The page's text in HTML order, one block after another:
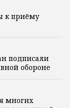
к приёму
подписали
обороне
многих